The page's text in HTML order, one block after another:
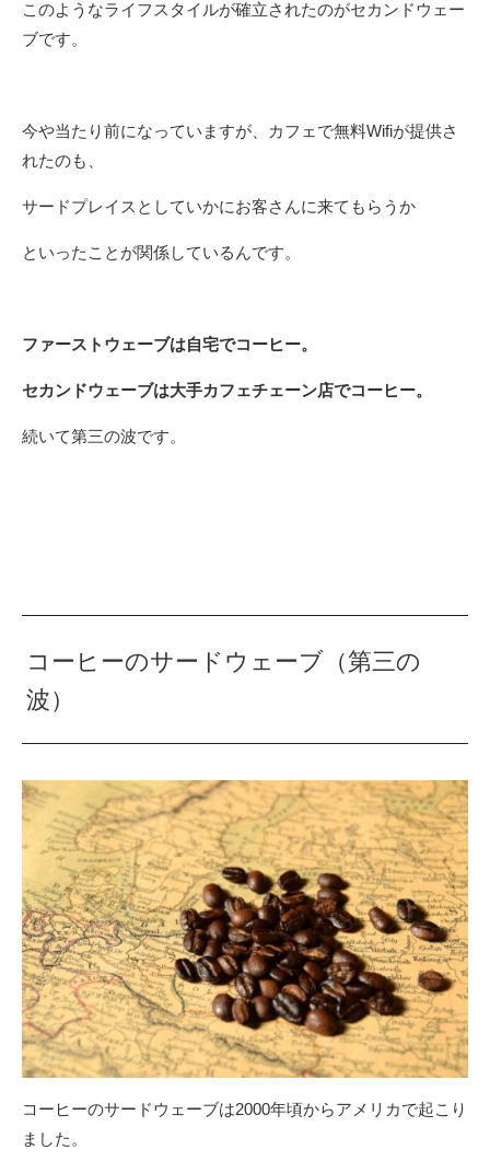
このようなライフスタイルが確立されたのがセカンドウェー
ブです。
今や当たり前になっていますが、カフェで無料Wifiが提供さ
れたのも、
サードプレイスとしていかにお客さんに来てもらうか
といったことが関係しているんです。
ファーストウェーブは自宅でコーヒー。
セカンドウェーブは大手カフェチェーン店でコーヒー。
続いて第三の波です。
コーヒーのサードウェーブ（第三の
波）
コーヒーのサードウェーブは2000年頃からアメリカで起こり
ました。